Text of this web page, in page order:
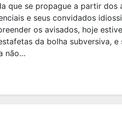
que se propague a partir dos
e seus convidados
os avisados, hoje
da bolha subversiva, e
não…